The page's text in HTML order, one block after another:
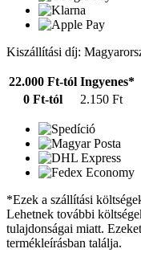
Kiszállítási díj:
22.000 Ft-tól Ingyenes*
0 Ft-tól
2.150 Ft
*Ezek a szállítási
Lehetnek további
tulajdonságai miatt.
termékleírásban találja.